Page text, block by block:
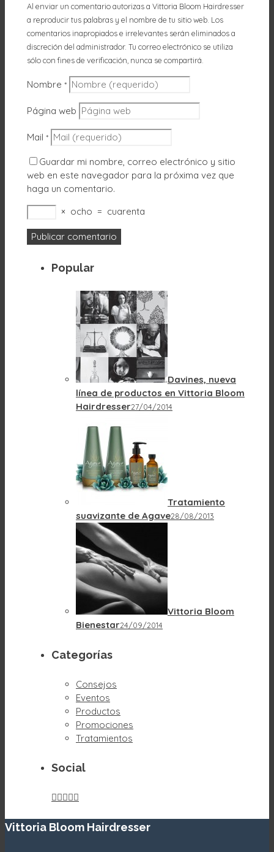
Al enviar un comentario autorizas a Vittoria Bloom Hairdresser
a reproducir tus palabras y el nombre de tu sitio web. Los
comentarios inapropiados e irrelevantes serán eliminados a
discreción del administrador. Tu correo electrónico se utiliza
sólo con fines de verificación, nunca se compartirá.
Nombre *
Página web
Mail *
Guardar mi nombre, correo electrónico y sitio
web en este navegador para la próxima vez que
haga un comentario.
× ocho = cuarenta
Popular
Davines, nueva
línea de productos en Vittoria Bloom
Hairdresser27/04/2014
Tratamiento
suavizante de Agave28/08/2013
Vittoria Bloom
Bienestar24/09/2014
Categorías
Consejos
Eventos
Productos
Promociones
Tratamientos
Social

Vittoria Bloom Hairdresser